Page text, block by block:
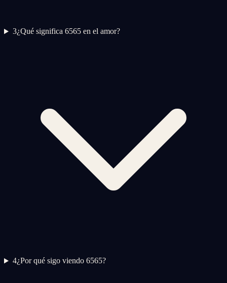
3¿Qué significa 6565 en el amor?
4¿Por qué sigo viendo 6565?